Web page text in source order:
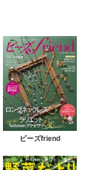
ビーズfriend